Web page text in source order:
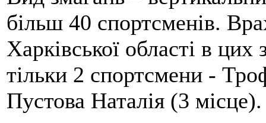
більш 40 спортсменів.
Харківської області в
тільки 2 спортсмени -
Пустова Наталія (3 місце).